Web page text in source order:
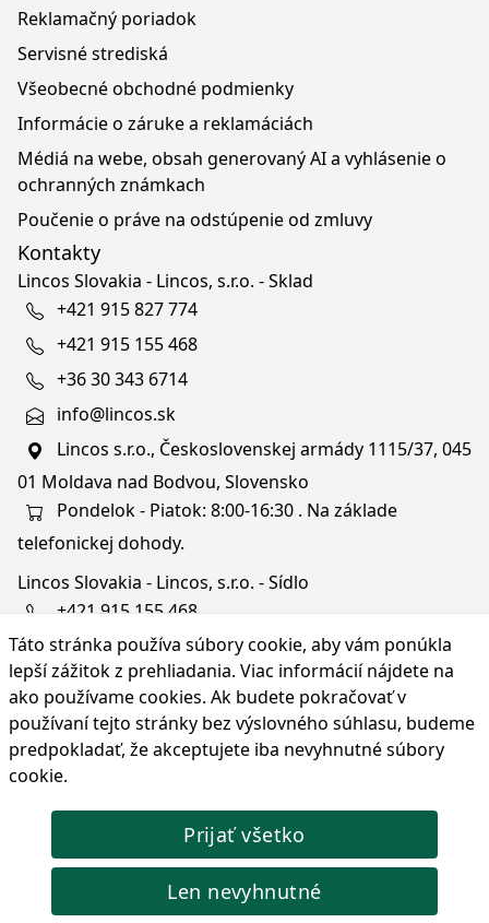
Táto stránka používa súbory cookie, aby vám ponúkla
lepší zážitok z prehliadania. Viac informácií nájdete na
ako používame cookies. Ak budete pokračovať v
používaní tejto stránky bez výslovného súhlasu, budeme
predpokladať, že akceptujete iba nevyhnutné súbory
cookie.
Prijať všetko
Len nevyhnutné
Reklamačný poriadok
Servisné strediská
Všeobecné obchodné podmienky
Informácie o záruke a reklamáciách
Médiá na webe, obsah generovaný AI a vyhlásenie o
ochranných známkach
Poučenie o práve na odstúpenie od zmluvy
Kontakty
Lincos Slovakia - Lincos, s.r.o. - Sklad
+421 915 827 774
+421 915 155 468
+36 30 343 6714
info@lincos.sk
Lincos s.r.o., Československej armády 1115/37, 045
01 Moldava nad Bodvou, Slovensko
Pondelok - Piatok: 8:00-16:30 . Na základe
telefonickej dohody.
Lincos Slovakia - Lincos, s.r.o. - Sídlo
+421 915 155 468
+36/30 343 6714
bratislava@lincos.sk
Lincos s.r.o., Rustaveliho 4, 831 06 Bratislava - m. č.
Rača, Slovensko
Iba sídlo firmy
© Copyright 2026 Lincos s.r.o., všetky práva vyhradené.